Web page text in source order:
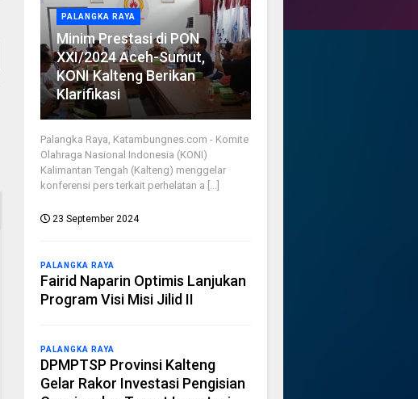
PALANGKA RAYA
Minim Prestasi di PON
XXI/2024 Aceh-Sumut,
KONI Kalteng Berikan
Klarifikasi
Palangka Raya, Katambungnes.com - Komite
Olahraga Nasional Indonesia (KONI)
Kalimantan Tengah (Kalteng) menggelar
konferensi pers terkait perhelatan a [...]
23 September 2024
PALANGKA RAYA
Fairid Naparin Optimis Lanjukan
Program Visi Misi Jilid II
PALANGKA RAYA
DPMPTSP Provinsi Kalteng
Gelar Rakor Investasi Pengisian